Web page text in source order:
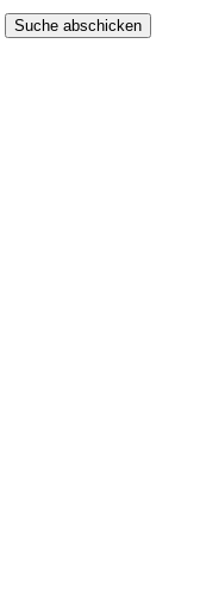
Suche abschicken